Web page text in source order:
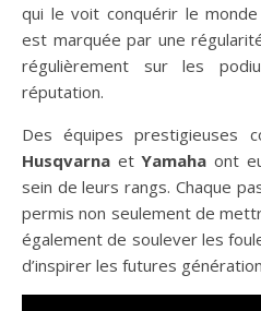
qui le voit conquérir le
est marquée par une
régulièrement sur les
réputation.
Des équipes prestigieuses
Husqvarna etYamaha ont
sein de leurs rangs. Chaque
permis non seulement de
également de soulever les
d’inspirer les futures